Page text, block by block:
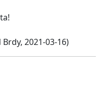
2021-03-16)